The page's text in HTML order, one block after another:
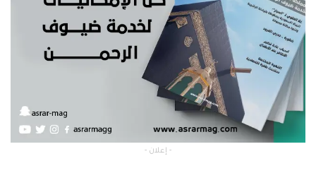
- إعلان -